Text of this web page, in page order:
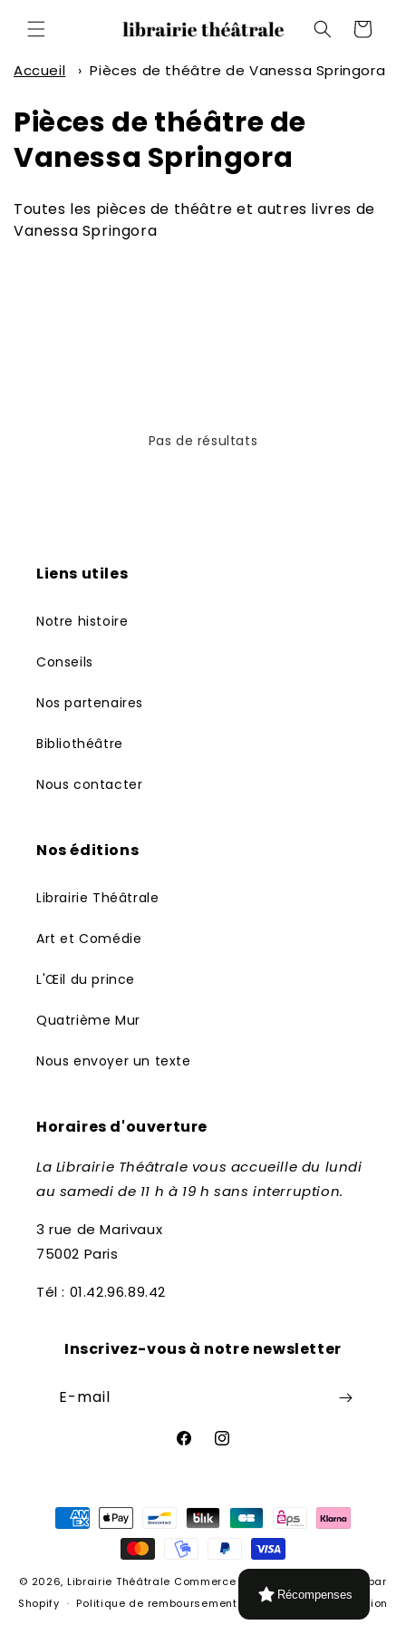
passer
au
Panier
Accueil › Pièces de théâtre de Vanessa Springora
C
o
l
Pièces de théâtre de
Vanessa Springora
Toutes les pièces de théâtre et autres livres de
Vanessa Springora
Pas de résultats
Liens utiles
Notre histoire
Conseils
Nos partenaires
Bibliothéâtre
Nous contacter
Nos éditions
Librairie Théâtrale
Art et Comédie
L'Œil du prince
Quatrième Mur
Nous envoyer un texte
Horaires d'ouverture
La Librairie Théâtrale vous accueille du lundi
au samedi de 11 h à 19 h sans interruption.
3 rue de Marivaux
75002 Paris
Tél : 01.42.96.89.42
Inscrivez-vous à notre newsletter
E-mail
FacebookInstagram
Moyens
© 2026, Librairie Théâtrale Commerce électronique propulsé par
Shopify
Politique de remboursement Conditions d’utilisation
Récompenses